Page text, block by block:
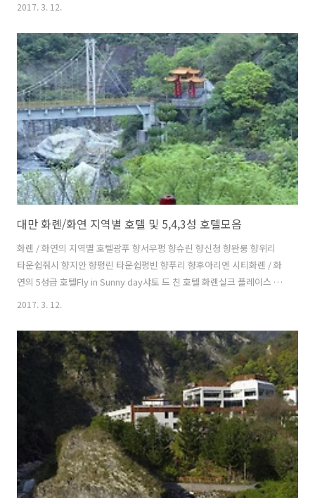
버스 터미널일란 기차 역자오시 기차 역자오시 버스 터미널놀이공원/테
마파크동샨 리버 워터 공원대학실리종다오 고등학교일란 대학교터우청
중학교터우청 커머스 앤 홈 이코노믹 고등학교명소/관광지난팡아오 어
시장노스이스트 앤 일란 코스트 국립 과학 지역다시 허니문 베이도우푸
케이프루오통 산림 문화 공원베이구안 티달 공원우라오컹 풍치 지구우
퐁치 폭포우퐁치 풍치지구지미 스퀘어진잉 폭포포머 사이트..
2017. 3. 12.
대만 화롄/화연 지역별 호텔 및 5,4,3성 호텔모음
화롄 / 화연의 지역별 호텔광푸 향서우펑 향슈린 향신청 향완룽 향위리
타운쉽줘시 향지안 향펑린 타운쉽펑빈 향푸리 향후아리엔 시티화롄 / 화
연의 5성급 호텔Fly in Sunny day샤토 드 친 호텔 화롄실크 플레이스 타
Hotel 화롄리아리아 가든 호텔 - 후아리엔발리 부다야버터플라이 밸리
리조트베스트 호텔베어 포레스트 빌라샤이니 오션 호텔스튜아트 빌라아
르스마 호텔아주레 호텔안단테 화롄이 유안 리조트카인드니스 호텔 화
롄클래식 호텔 시티 리조트파크 시티 호텔 - 화롄 베케이션화롄 / 화연의
3성급 호텔@홈 B&B1999 비앤비321 아파트먼트CJ 호텔F 호텔 화롄 중
2017. 3. 12.